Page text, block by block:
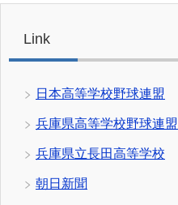
Link
日本高等学校野球連盟
兵庫県高等学校野球連盟
兵庫県立長田高等学校
朝日新聞